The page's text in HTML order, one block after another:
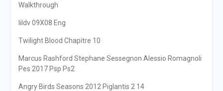
Walkthrough
Iildv 09X08 Eng
Twilight Blood Chapitre 10
Marcus Rashford Stephane Sessegnon Alessio Romagnoli
Pes 2017 Psp Ps2
Angry Birds Seasons 2012 Piglantis 2 14